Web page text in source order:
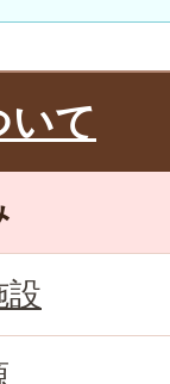
いて
設